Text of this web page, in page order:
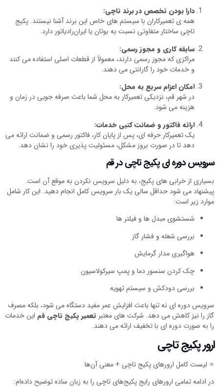
دارا بودن تخصص در برند تاچی:
همه‌ ی تعمیرکاران با سیستم‌ های خاص این برند آشنا نیستند. پکیج
تاچی ساختار متفاوتی نسبت به بوتان یا ایران‌رادیاتور دارد.
سابقه کاری و مجوز رسمی:
مراکزی که مجوز رسمی دارند، معمولاً از قطعات اصلی استفاده می‌ کنند
و خدمات خود را گارانتی می‌ دهند.
امکان اعزام سریع به محل:
در شهر قم، نزدیکی تعمیرکار به محل شما باعث صرفه‌ جویی در زمان و
هزینه می‌ شود.
ارائه فاکتور و ضمانت کتبی خدمات:
یک تعمیرکار حرفه‌ ای، پس از پایان کار، فاکتور رسمی و ضمانت ارائه می‌
دهد تا در صورت بروز مشکل، مسئولیت‌ پذیری خود را نشان دهد.
سرویس دوره‌ ای پکیج تاچی در قم
بسیاری از خرابی‌ های پکیج، به‌ دلیل سرویس نکردن به‌ موقع آن است.
پیشنهاد می‌ شود حداقل سالی یک بار سرویس کامل انجام دهید. این کار شامل
موارد زیر است:
شستشوی مبدل‌ ها و فیلتر ها
بررسی شعله و فشار گاز
هواگیری مدار گرمایش
چک کردن سنسور دما و پمپ سیرکولاسیون
بررسی دودکش و سیستم تهویه
سرویس دوره‌ ای نه تنها باعث افزایش عمر مفید دستگاه می‌ شود، بلکه مصرف
گاز را نیز کاهش می‌ دهد. شرکت‌ های معتبر تعمیر پکیج تاچی قم این خدمات
را به‌ صورت دوره‌ ای با تخفیف ارائه می‌ دهند.
ارور پکیج تاچی
⭐️ لیست کامل ارورهای پکیج تاچی + معنی آن‌ها
در ادامه تمامی ارورهای رایج پکیج‌های تاچی را به زبان ساده توضیح داده‌ام: